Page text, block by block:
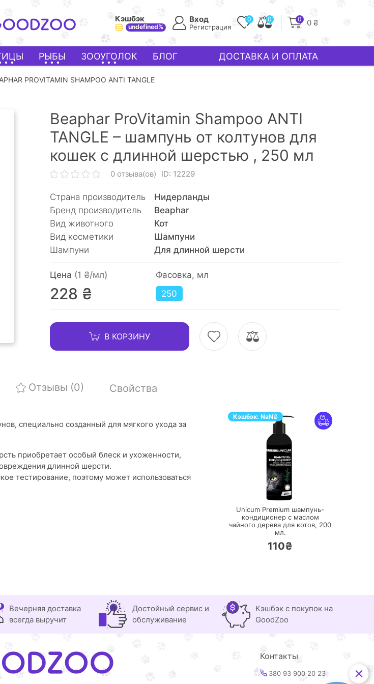
Кэшбэк
undefined%
Вход
Регистрация
0 0 0 0 ₴
РЫБЫ ЗООУГОЛОК БЛОГ ДОСТАВКА И ОПЛАТА
PROVITAMIN SHAMPOO ANTI TANGLE
Beaphar ProVitamin Shampoo ANTI
TANGLE – шампунь от колтунов для
кошек с длинной шерстью , 250 мл
0 отзыва(ов) ID: 12229
Страна производитель
Нидерланды
Бренд производитель
Beaphar
Вид животного
Кот
Вид косметики
Шампуни
Шампуни
Для длинной шерсти
Цена (1 ₴/мл)
228 ₴
Фасовка, мл
250
В КОРЗИНУ
Отзывы (0) Свойства
специально созданный для мягкого ухода за
приобретает особый блеск и ухоженности,
длинной шерсти.
тестирование, поэтому может использоваться
Кэшбэк: NaN₴
ПЕРЕЙТИ
Unicum Premium шампунь-
кондиционер с маслом
чайного дерева для котов, 200
мл.
110₴
Вечерняя доставка
всегда выручит
Достойный сервис и
обслуживание
Кэшбэк с покупок на
GoodZoo
Контакты
380 93 900 20 23